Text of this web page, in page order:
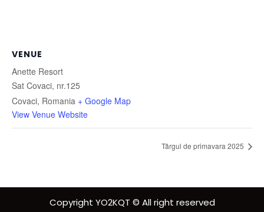
VENUE
Anette Resort
Sat Covaci, nr.125
Covaci, Romania + Google Map
View Venue Website
Târgul de primavara 2025
Copyright YO2KQT © All right reserved